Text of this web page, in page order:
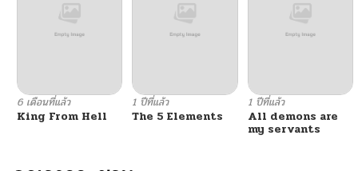
6 เดือนที่แล้ว
King From Hell
1 ปีที่แล้ว
The 5 Elements
1 ปีที่แล้ว
All demons are
my servants